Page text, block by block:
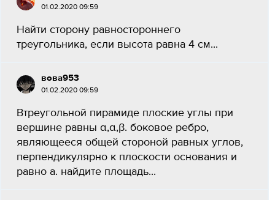
01.02.2020 09:59
Найти сторону равностороннего
треугольника, если высота равна 4 см...
вова953
01.02.2020 09:59
Втреугольной пирамиде плоские углы при
вершине равны α,α,β. боковое ребро,
являющееся общей стороной равных углов,
перпендикулярно к плоскости основания и
равно а. найдите площадь...